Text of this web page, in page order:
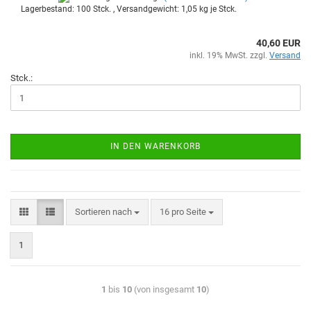
Lagerbestand: 100 Stck. , Versandgewicht: 1,05 kg je Stck.
40,60 EUR
inkl. 19% MwSt. zzgl. Versand
Stck.:
IN DEN WARENKORB
Sortieren nach 16 pro Seite
1
1 bis 10 (von insgesamt 10)